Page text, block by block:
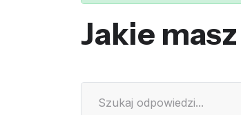
Jakie masz